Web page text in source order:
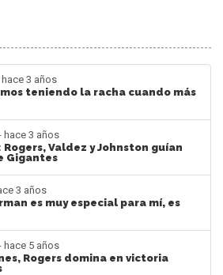
3 años
teniendo la racha cuando más
hace 3 años
Rogers, Valdez y Johnston guían
Gigantes
3 años
es muy especial para mí, es
hace 5 años
Rogers domina en victoria